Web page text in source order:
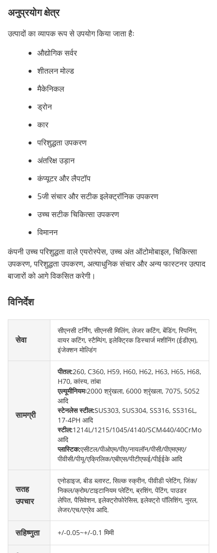
अनुप्रयोग क्षेत्र
उत्पादों का व्यापक रूप से उपयोग किया जाता हैः
औद्योगिक सर्वर
शीतलन मोल्ड
मैकेनिकल
ड्रोन
कार
परिशुद्धता उपकरण
अंतरिक्ष उड़ान
कंप्यूटर और लैपटॉप
5जी संचार और सटीक इलेक्ट्रॉनिक उपकरण
उच्च सटीक चिकित्सा उपकरण
विमानन
कंपनी उच्च परिशुद्धता वाले एयरोस्पेस, उच्च अंत ऑटोमोबाइल, चिकित्सा
उपकरण, परिशुद्धता उपकरण, अत्याधुनिक संचार और अन्य फास्टनर उत्पाद
बाजारों को आगे विकसित करेगी।
विनिर्देश
सेवा
सीएनसी टर्निंग, सीएनसी मिलिंग, लेजर कटिंग, बेंडिंग, स्पिनिंग,
वायर कटिंग, स्टैम्पिंग, इलेक्ट्रिक डिस्चार्ज मशीनिंग (ईडीएम),
इंजेक्शन मोल्डिंग
सामग्री
पीतल:260, C360, H59, H60, H62, H63, H65, H68,
H70, कांस्य, तांबा
एल्यूमीनियमः2000 श्रृंखला, 6000 श्रृंखला, 7075, 5052
आदि
स्टेनलेस स्टील:SUS303, SUS304, SS316, SS316L,
17-4PH आदि
स्टील:1214L/1215/1045/4140/SCM440/40CrMo
आदि
प्लास्टिक:एसीटल/पीओएम/पीए/नायलॉन/पीसी/पीएमएमए/
पीवीसी/पीयू/एक्रिलिक/एबीएस/पीटीएफई/पीईईके आदि
सतह
उपचार
एनोडाइज, बीड ब्लास्ट, सिल्क स्क्रीन, पीवीडी प्लेटिंग, जिंक/
निकल/क्रोम/टाइटानियम प्लेटिंग, ब्रशिंग, पेंटिंग, पाउडर
लेपित, पैसिवेशन, इलेक्ट्रोफोरेसिस, इलेक्ट्रो पॉलिशिंग, नुरल,
लेजर/एच/एग्रेव आदि.
सहिष्णुता +/-0.05~+/-0.1 मिमी